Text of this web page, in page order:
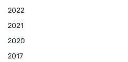
2022
2021
2020
2017